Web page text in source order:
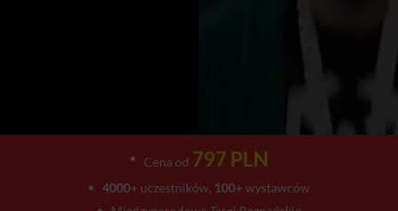
Cena od 797 PLN
4000+uczestników, 100+wystawców